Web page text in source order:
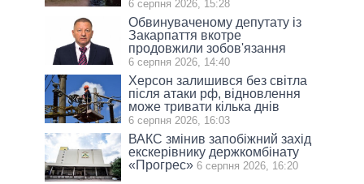
6 серпня 2026, 15:28
Обвинуваченому депутату із
Закарпаття вкотре
продовжили зобов'язання
6 серпня 2026, 14:40
Херсон залишився без світла
після атаки рф, відновлення
може тривати кілька днів
6 серпня 2026, 16:03
ВАКС змінив запобіжний захід
екскерівнику держкомбінату
«Прогрес» 6 серпня 2026, 16:20